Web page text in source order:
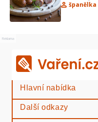
španělka
Reklama
Hlavní nabídka
Další odkazy